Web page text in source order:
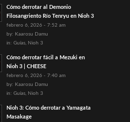
Cómo derrotar al Demonio
Filosangriento Río Tenryu en Nioh 3
febrero 6, 2026 - 7:52 am
by: Kaarosu Damu
in: Guías, Nioh 3
Cómo derrotar fácil a Mezuki en
Nioh 3 | CHEESE
febrero 6, 2026 - 7:40 am
by: Kaarosu Damu
in: Guías, Nioh 3
Nioh 3: Cómo derrotar a Yamagata
Masakage